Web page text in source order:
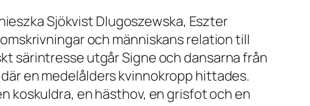
Sjökvist Dlugoszewska, Eszter
och människans relation till
särintresse utgår Signe och dansarna från
en medelålders kvinnokropp hittades.
koskuldra, en hästhov, en grisfot och en